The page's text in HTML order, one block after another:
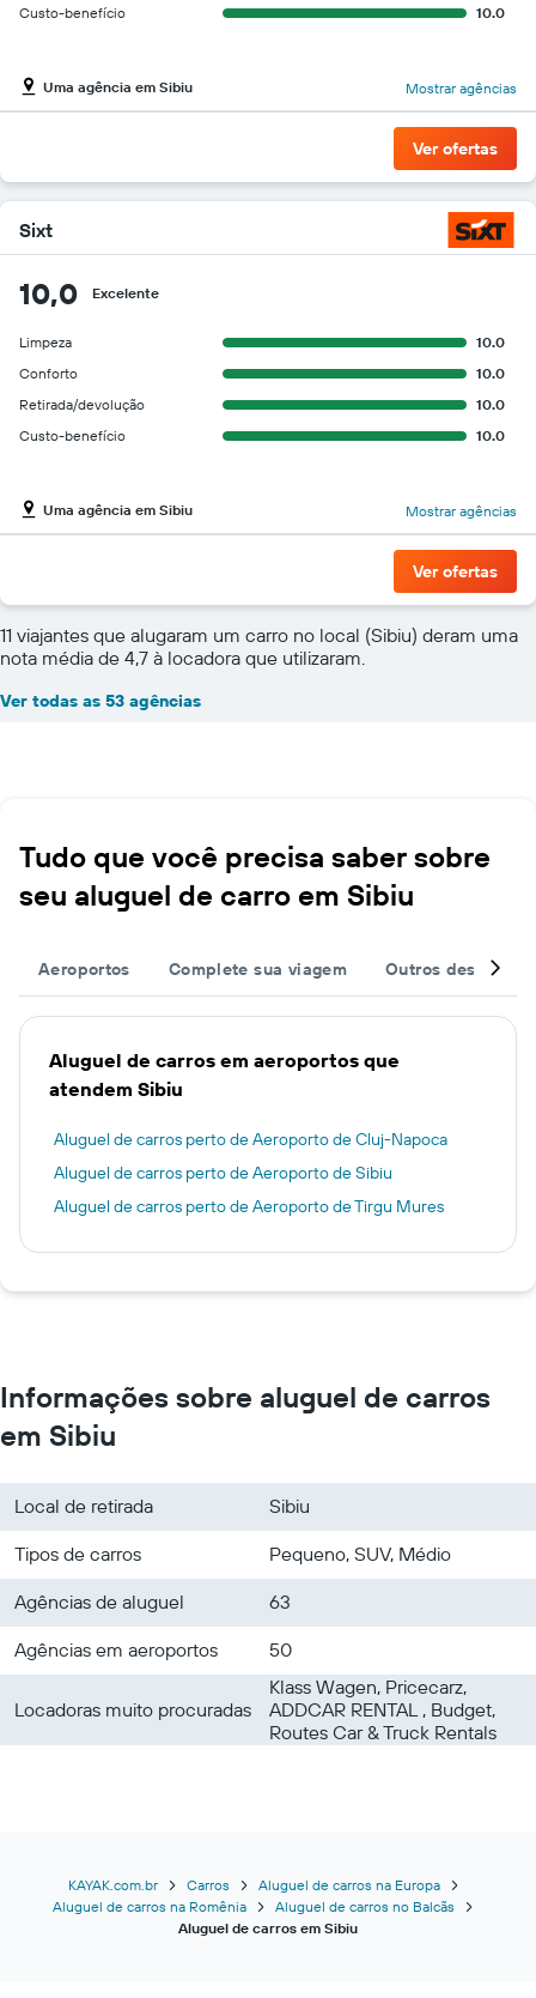
Custo-benefício
10.0
Uma agência em Sibiu Mostrar agências
Ver ofertas
Sixt
10,0 Excelente
Limpeza
10.0
Conforto
10.0
Retirada/devolução
10.0
Custo-benefício
10.0
Uma agência em Sibiu Mostrar agências
Ver ofertas
11 viajantes que alugaram um carro no local (Sibiu) deram uma
nota média de 4,7 à locadora que utilizaram.
Ver todas as 53 agências
Tudo que você precisa saber sobre
seu aluguel de carro em Sibiu
Aeroportos Complete sua viagem Outros destinos
Aluguel de carros em aeroportos que
atendem Sibiu
Aluguel de carros perto de Aeroporto de Cluj-Napoca
Aluguel de carros perto de Aeroporto de Sibiu
Aluguel de carros perto de Aeroporto de Tirgu Mures
Informações sobre aluguel de carros
em Sibiu
Local de retirada
Sibiu
Tipos de carros
Pequeno, SUV, Médio
Agências de aluguel
63
Agências em aeroportos
50
Locadoras muito procuradas
Klass Wagen, Pricecarz,
ADDCAR RENTAL , Budget,
Routes Car & Truck Rentals
KAYAK.com.br Carros
Aluguel de carros na Europa
Aluguel de carros na Romênia
Aluguel de carros no Balcãs
Aluguel de carros em Sibiu